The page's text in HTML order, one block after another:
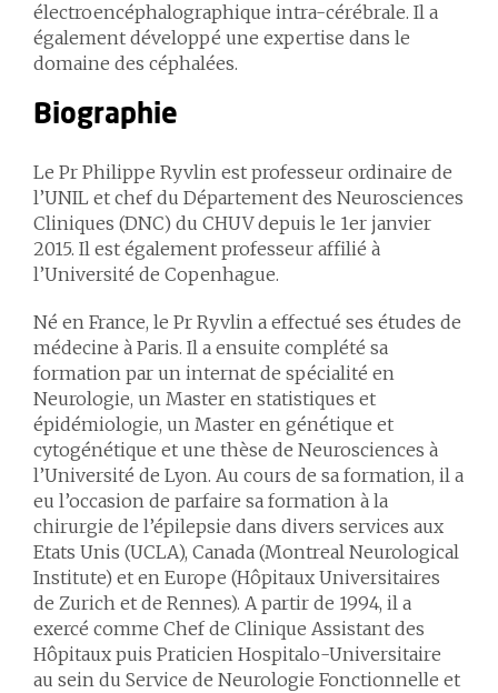
électroencéphalographique intra-cérébrale. Il a
également développé une expertise dans le
domaine des céphalées.
Biographie
Le Pr Philippe Ryvlin est professeur ordinaire de
l’UNIL et chef du Département des Neurosciences
Cliniques (DNC) du CHUV depuis le 1er janvier
2015. Il est également professeur affilié à
l’Université de Copenhague.
Né en France, le Pr Ryvlin a effectué ses études de
médecine à Paris. Il a ensuite complété sa
formation par un internat de spécialité en
Neurologie, un Master en statistiques et
épidémiologie, un Master en génétique et
cytogénétique et une thèse de Neurosciences à
l’Université de Lyon. Au cours de sa formation, il a
eu l’occasion de parfaire sa formation à la
chirurgie de l’épilepsie dans divers services aux
Etats Unis (UCLA), Canada (Montreal Neurological
Institute) et en Europe (Hôpitaux Universitaires
de Zurich et de Rennes). A partir de 1994, il a
exercé comme Chef de Clinique Assistant des
Hôpitaux puis Praticien Hospitalo-Universitaire
au sein du Service de Neurologie Fonctionnelle et